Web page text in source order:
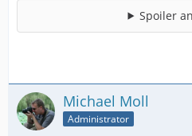
Spoiler
Michael Moll
Administrator